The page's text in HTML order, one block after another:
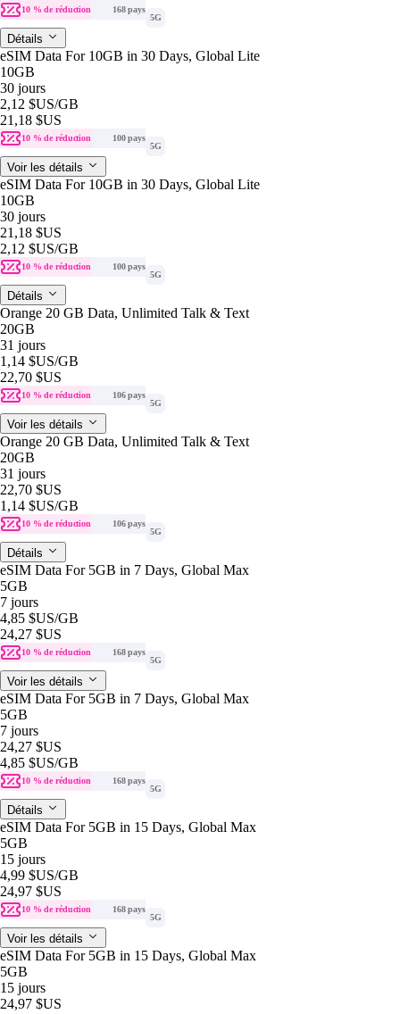
10 % de réduction
168 pays
5G
Détails
eSIM Data For 10GB in 30 Days, Global Lite
10GB
30 jours
2,12 $US/GB
21,18 $US
10 % de réduction
100 pays
5G
Voir les détails
eSIM Data For 10GB in 30 Days, Global Lite
10GB
30 jours
21,18 $US
2,12 $US/GB
10 % de réduction
100 pays
5G
Détails
Orange 20 GB Data, Unlimited Talk & Text
20GB
31 jours
1,14 $US/GB
22,70 $US
10 % de réduction
106 pays
5G
Voir les détails
Orange 20 GB Data, Unlimited Talk & Text
20GB
31 jours
22,70 $US
1,14 $US/GB
10 % de réduction
106 pays
5G
Détails
eSIM Data For 5GB in 7 Days, Global Max
5GB
7 jours
4,85 $US/GB
24,27 $US
10 % de réduction
168 pays
5G
Voir les détails
eSIM Data For 5GB in 7 Days, Global Max
5GB
7 jours
24,27 $US
4,85 $US/GB
10 % de réduction
168 pays
5G
Détails
eSIM Data For 5GB in 15 Days, Global Max
5GB
15 jours
4,99 $US/GB
24,97 $US
10 % de réduction
168 pays
5G
Voir les détails
eSIM Data For 5GB in 15 Days, Global Max
5GB
15 jours
24,97 $US